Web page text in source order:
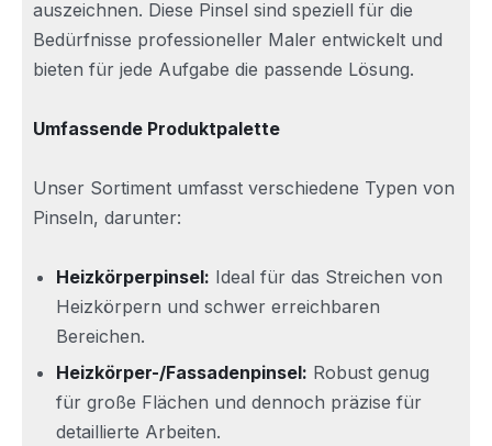
auszeichnen. Diese Pinsel sind speziell für die
Bedürfnisse professioneller Maler entwickelt und
bieten für jede Aufgabe die passende Lösung.
Umfassende Produktpalette
Unser Sortiment umfasst verschiedene Typen von
Pinseln, darunter:
Heizkörperpinsel: Ideal für das Streichen von
Heizkörpern und schwer erreichbaren
Bereichen.
Heizkörper-/Fassadenpinsel: Robust genug
für große Flächen und dennoch präzise für
detaillierte Arbeiten.